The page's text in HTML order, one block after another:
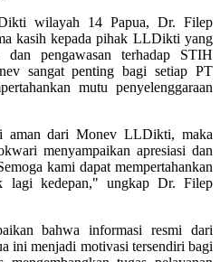
wilayah 14 Papua, Dr. Filep
kasih kepada pihak LLDikti yang
dan pengawasan terhadap STIH
sangat penting bagi setiap PT
mutu penyelenggaraan
aman dari Monev LLDikti, maka
menyampaikan apresiasi dan
kami dapat mempertahankan
lagi kedepan," ungkap Dr. Filep
bahwa informasi resmi dari
ini menjadi motivasi tersendiri bagi